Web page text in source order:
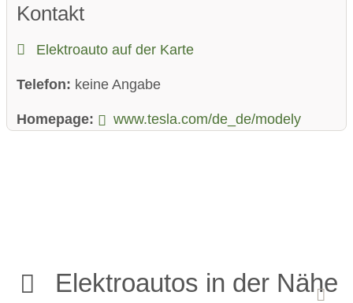
Kontakt
Elektroauto auf der Karte
Telefon: keine Angabe
Homepage: www.tesla.com/de_de/modely
Elektroautos in der Nähe